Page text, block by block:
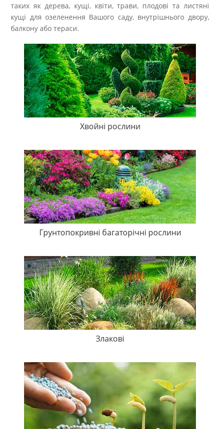
таких як дерева, кущі, квіти, трави, плодові та листяні
кущі для озеленення Вашого саду, внутрішнього двору,
балкону або тераси.
Хвойні рослини
Грунтопокривні багаторічні рослини
Злакові